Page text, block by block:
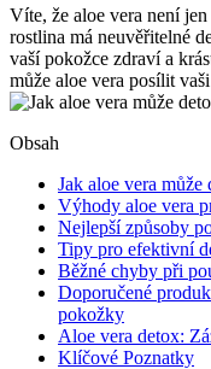
Víte, že aloe vera není
rostlina má neuvěřitelné
vaší pokožce zdraví a
může aloe vera posílit
Obsah
Jak aloe vera
Výhody aloe vera
Nejlepší způsoby
Tipy pro efektivní
Běžné chyby při
Doporučené
pokožky
Aloe vera detox:
Klíčové Poznatky